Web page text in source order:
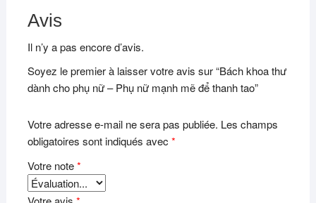
Avis
Il n’y a pas encore d’avis.
Soyez le premier à laisser votre avis sur “Bách khoa thư
dành cho phụ nữ – Phụ nữ mạnh mẽ để thanh tao”
Votre adresse e-mail ne sera pas publiée. Les champs
obligatoires sont indiqués avec *
Votre note*